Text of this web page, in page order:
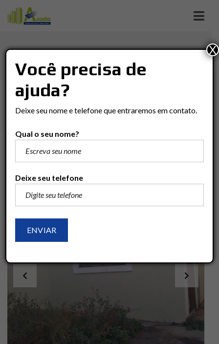
Imóveis Casa
R$220.000
Você precisa de
ajuda?
Deixe seu nome e telefone que entraremos em contato.
Qual o seu nome?
Deixe seu telefone
X